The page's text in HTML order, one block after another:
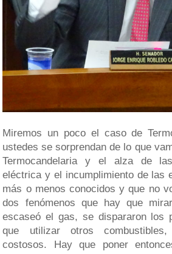
Miremos un poco el caso de
ustedes se sorprendan de lo que
Termocandelaria y el alza de
eléctrica y el incumplimiento de las
más o menos conocidos y que no
dos fenómenos que hay que
escaseó el gas, se dispararon los
que utilizar otros
costosos. Hay que poner